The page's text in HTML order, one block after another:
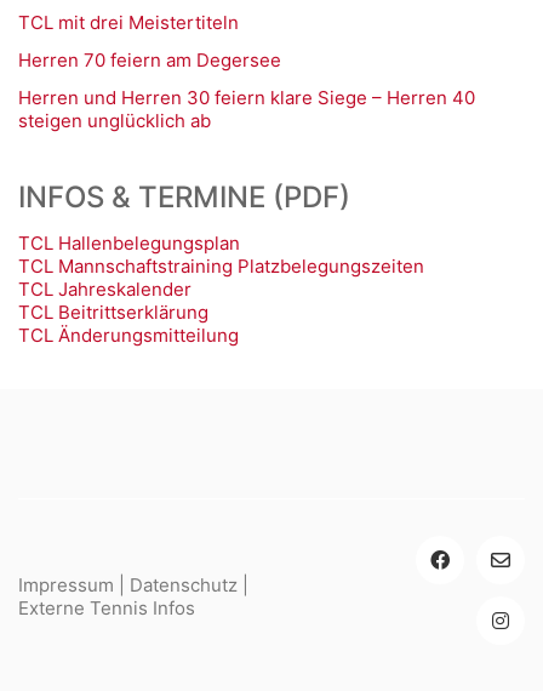
TCL mit drei Meistertiteln
Herren 70 feiern am Degersee
Herren und Herren 30 feiern klare Siege – Herren 40
steigen unglücklich ab
INFOS & TERMINE (PDF)
TCL Hallenbelegungsplan
TCL Mannschaftstraining Platzbelegungszeiten
TCL Jahreskalender
TCL Beitrittserklärung
TCL Änderungsmitteilung
Impressum Datenschutz
Externe Tennis Infos